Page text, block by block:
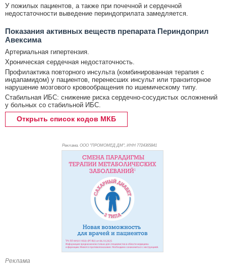
У пожилых пациентов, а также при почечной и сердечной
недостаточности выведение периндоприлата замедляется.
Показания активных веществ препарата Периндоприл
Авексима
Артериальная гипертензия.
Хроническая сердечная недостаточность.
Профилактика повторного инсульта (комбинированная терапия с
индапамидом) у пациентов, перенесших инсульт или транзиторное
нарушение мозгового кровообращения по ишемическому типу.
Стабильная ИБС: снижение риска сердечно-сосудистых осложнений
у больных со стабильной ИБС.
Открыть список кодов МКБ
Реклама. ООО "ПРОМОМЕД ДМ", ИНН 7724365841
Реклама